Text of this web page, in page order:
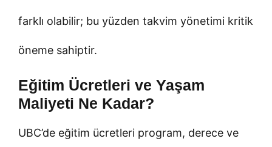
farklı olabilir; bu yüzden takvim yönetimi kritik
öneme sahiptir.
Eğitim Ücretleri ve Yaşam
Maliyeti Ne Kadar?
UBC’de eğitim ücretleri program, derece ve